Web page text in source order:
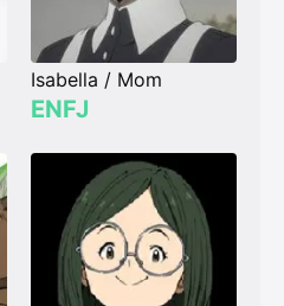
Isabella / Mom
ENFJ